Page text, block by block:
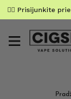
✌🏼 Prisijunkite